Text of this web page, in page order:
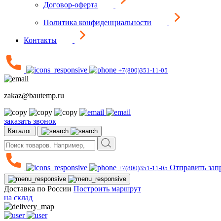
Договор-оферта
Политика конфиденциальности
Контакты
+7(800)351-11-05
zakaz@bautemp.ru
заказать звонок
Каталог
+7(800)351-11-05 Отправить
Доставка по России Построить маршрут
на склад